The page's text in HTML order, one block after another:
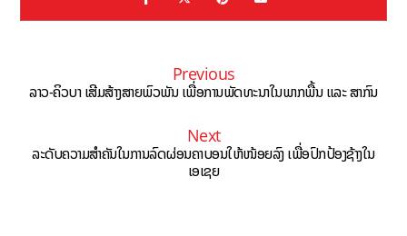
Previous
ລາວ-ຄິວບາ ເສີມສ້າງສາຍພົວພັນ ເພື່ອການພັດທະນາໃນພາກພື້ນ ແລະ ສາກົນ
Next
ລະດັບຄວາມສຳຄັນໃນການລົດຜ່ອນຄາບອນໃຫ້ໜ້ອຍລົງ ເພື່ອປົກປ້ອງຊ້າງໃນ
ເອເຊຍ